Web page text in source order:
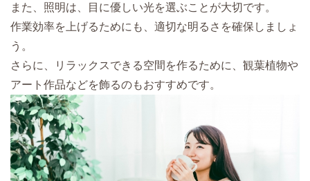
また、照明は、目に優しい光を選ぶことが大切です。
作業効率を上げるためにも、適切な明るさを確保しましょ
う。
さらに、リラックスできる空間を作るために、観葉植物や
アート作品などを飾るのもおすすめです。